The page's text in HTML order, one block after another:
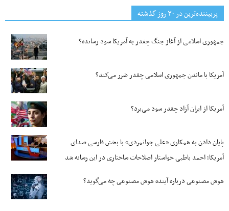
پربیننده‌ترین‌ در ۳۰ روز گذشته
جمهوری اسلامی از آغاز جنگ چقدر به آمریکا سود رسانده؟
آمریکا با ماندن جمهوری اسلامی چقدر ضرر می‌کند؟
آمریکا از ایران آزاد چقدر سود می‌برد؟
پایان دادن به همکاری «علی جوانمردی» با بخش فارسی صدای
آمریکا؛ احمد باطبی خواستار اصلاحات ساختاری در این رسانه شد
هوش مصنوعی درباره آینده هوش مصنوعی چه می‌گوید؟